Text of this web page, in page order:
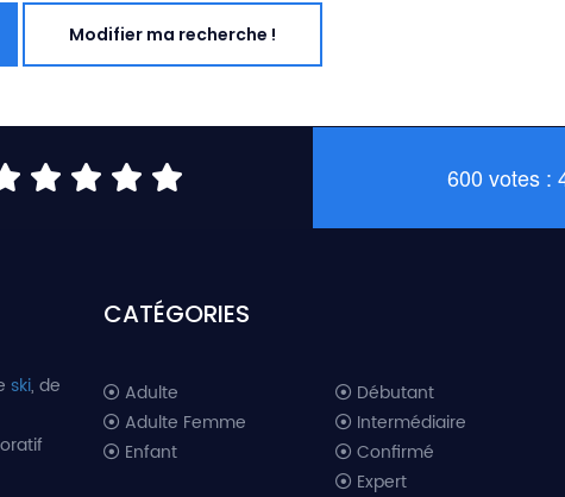
Modifier ma recherche !
600 votes :
ski, de
CATÉGORIES
Adulte
Adulte Femme
Enfant
Débutant
Intermédiaire
Confirmé
Expert